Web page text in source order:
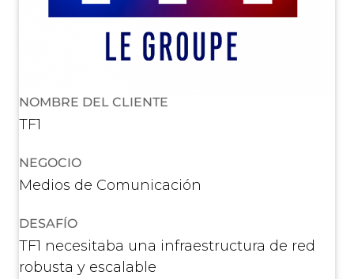
NOMBRE DEL CLIENTE
TF1
NEGOCIO
Medios de Comunicación
DESAFÍO
TF1 necesitaba una infraestructura de red
robusta y escalable